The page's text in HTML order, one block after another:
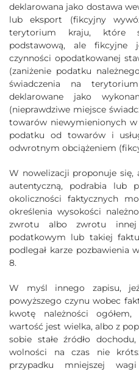
deklarowana jako dostawa
lub eksport (fikcyjny
terytorium kraju, które
podstawową, ale fikcyjne
czynności opodatkowanej
(zaniżenie podatku
świadczenia na
deklarowane jako
(nieprawdziwe miejsce
towarów niewymienionych w
podatku od towarów i
odwrotnym obciążeniem
W nowelizacji proponuje
autentyczną, podrabia lub
okoliczności faktycznych
określenia wysokości
zwrotu albo zwrotu innej
podatkowym lub takiej
podlegał karze pozbawienia
8.
W myśl innego zapisu,
powyższego czynu wobec
kwotę należności
wartość jest wielka, albo z
sobie stałe źródło
wolności na czas nie
przypadku mniejszej